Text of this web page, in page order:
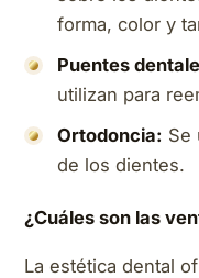
forma, color y
Puentes
utilizan para
Ortodoncia: Se
de los dientes.
¿Cuáles son las
La estética dental